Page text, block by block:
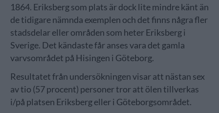
1864. Eriksberg som plats är dock lite mindre känt än
de tidigare nämnda exemplen och det finns några fler
stadsdelar eller områden som heter Eriksberg i
Sverige. Det kändaste får anses vara det gamla
varvsområdet på Hisingen i Göteborg.
Resultatet från undersökningen visar att nästan sex
av tio (57 procent) personer tror att ölen tillverkas
i/på platsen Eriksberg eller i Göteborgsområdet.